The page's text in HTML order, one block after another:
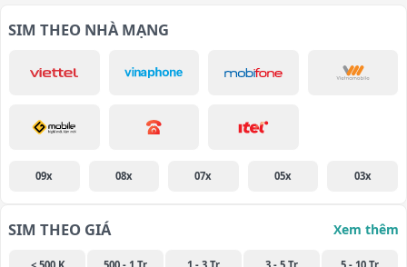
SIM THEO NHÀ MẠNG
09x 08x 07x 05x 03x
SIM THEO GIÁ Xem thêm